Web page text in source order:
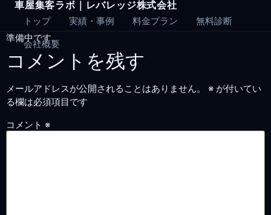
Skip
content
車屋集客ラボ｜レバレッジ株式会社
トップ 実績・事例 料金プラン
無料診断
会社概要
準備中です。
コメントを残す
メールアドレスが公開されることはありません。 ※ が付いてい
る欄は必須項目です
コメント ※